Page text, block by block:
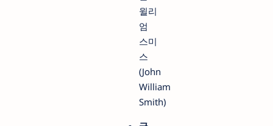
윌리
엄
스미
스
(John
William
Smith)